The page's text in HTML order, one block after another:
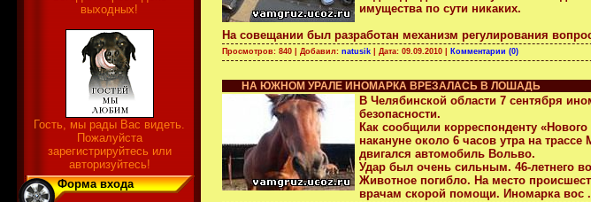
выходных!
Гость, мы рады Вас видеть.
Пожалуйста
зарегистрируйтесь или
авторизуйтесь!
Форма входа
имущества по сути никаких.
На совещании был разработан механизм регулирования
Просмотров: 840 | Добавил: natusik | Дата: 09.09.2010 Комментарии (0)
НА ЮЖНОМ УРАЛЕ ИНОМАРКА ВРЕЗАЛАСЬ В ЛОШАДЬ
В Челябинской области 7 сентября
безопасности.
Как сообщили корреспонденту
накануне около 6 часов утра на
двигался автомобиль Вольво.
Удар был очень сильным. 46-летнего
Животное погибло. На место
врачам скорой помощи. Иномарка вос